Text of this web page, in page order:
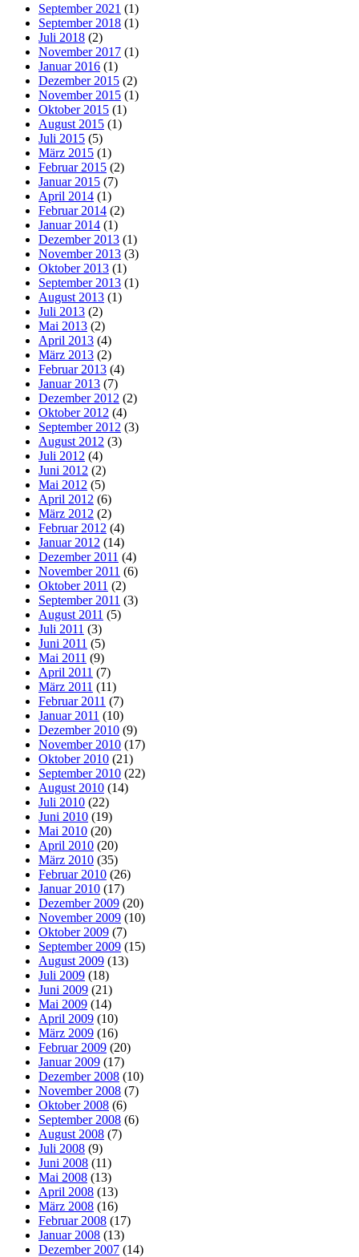
September 2021 (1)
September 2018 (1)
Juli 2018 (2)
November 2017 (1)
Januar 2016 (1)
Dezember 2015 (2)
November 2015 (1)
Oktober 2015 (1)
August 2015 (1)
Juli 2015 (5)
März 2015 (1)
Februar 2015 (2)
Januar 2015 (7)
April 2014 (1)
Februar 2014 (2)
Januar 2014 (1)
Dezember 2013 (1)
November 2013 (3)
Oktober 2013 (1)
September 2013 (1)
August 2013 (1)
Juli 2013 (2)
Mai 2013 (2)
April 2013 (4)
März 2013 (2)
Februar 2013 (4)
Januar 2013 (7)
Dezember 2012 (2)
Oktober 2012 (4)
September 2012 (3)
August 2012 (3)
Juli 2012 (4)
Juni 2012 (2)
Mai 2012 (5)
April 2012 (6)
März 2012 (2)
Februar 2012 (4)
Januar 2012 (14)
Dezember 2011 (4)
November 2011 (6)
Oktober 2011 (2)
September 2011 (3)
August 2011 (5)
Juli 2011 (3)
Juni 2011 (5)
Mai 2011 (9)
April 2011 (7)
März 2011 (11)
Februar 2011 (7)
Januar 2011 (10)
Dezember 2010 (9)
November 2010 (17)
Oktober 2010 (21)
September 2010 (22)
August 2010 (14)
Juli 2010 (22)
Juni 2010 (19)
Mai 2010 (20)
April 2010 (20)
März 2010 (35)
Februar 2010 (26)
Januar 2010 (17)
Dezember 2009 (20)
November 2009 (10)
Oktober 2009 (7)
September 2009 (15)
August 2009 (13)
Juli 2009 (18)
Juni 2009 (21)
Mai 2009 (14)
April 2009 (10)
März 2009 (16)
Februar 2009 (20)
Januar 2009 (17)
Dezember 2008 (10)
November 2008 (7)
Oktober 2008 (6)
September 2008 (6)
August 2008 (7)
Juli 2008 (9)
Juni 2008 (11)
Mai 2008 (13)
April 2008 (13)
März 2008 (16)
Februar 2008 (17)
Januar 2008 (13)
Dezember 2007 (14)